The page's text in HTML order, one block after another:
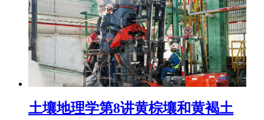
土壤地理学第8讲黄棕壤和黄褐土